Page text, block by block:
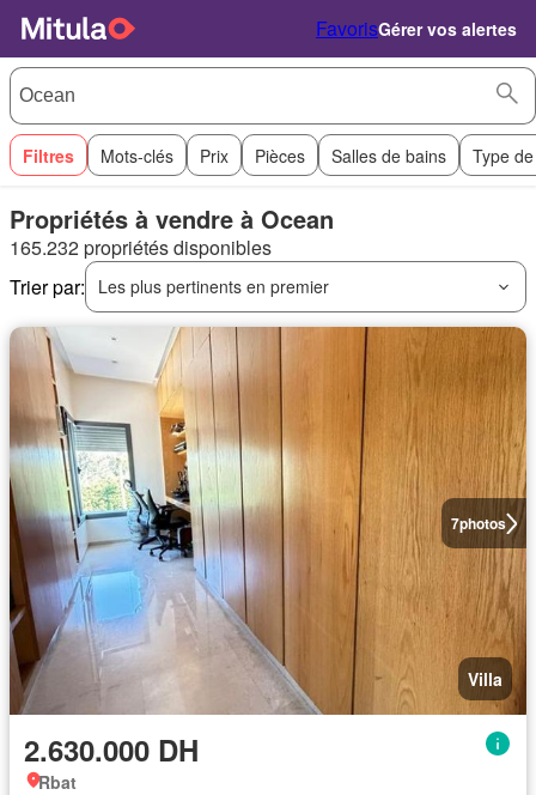
FavorisGérer vos alertes
Filtres Mots-clés Prix Pièces Salles de bains Type
Propriétés à vendre à Ocean
165.232 propriétés disponibles
Trier par:
Les plus pertinents en premier
7photos
Villa
2.630.000 DH
Rbat